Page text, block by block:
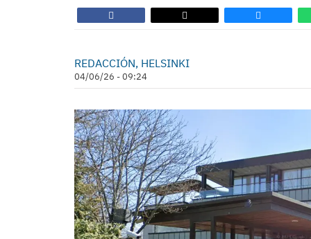
REDACCIÓN, HELSINKI
04/06/26 - 09:24